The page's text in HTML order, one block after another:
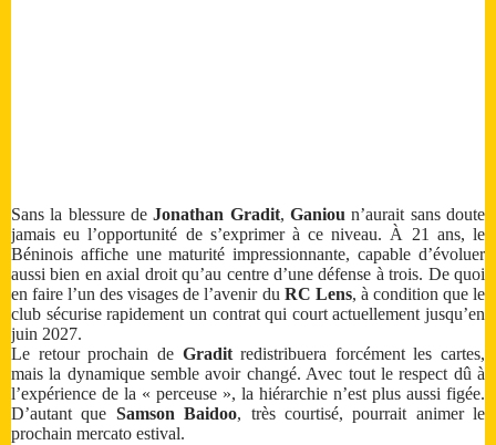
Sans la blessure deJonathan Gradit,Ganiou n’aurait sans doute
jamais eu l’opportunité de s’exprimer à ce niveau. À 21 ans, le
Béninois affiche une maturité impressionnante, capable d’évoluer
aussi bien en axial droit qu’au centre d’une défense à trois. De quoi
en faire l’un des visages de l’avenir du RC Lens, à condition que le
club sécurise rapidement un contrat qui court actuellement jusqu’en
juin 2027.
Le retour prochain de Graditredistribuera forcément les cartes,
mais la dynamique semble avoir changé. Avec tout le respect dû à
l’expérience de la « perceuse », la hiérarchie n’est plus aussi figée.
D’autant que Samson Baidoo, très courtisé, pourrait animer le
prochain mercato estival.